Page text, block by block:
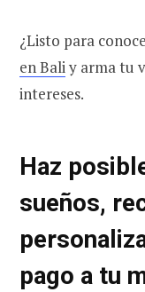
¿Listo para
en Baliy arma tu
intereses.
Haz
sueños,
pago a tu